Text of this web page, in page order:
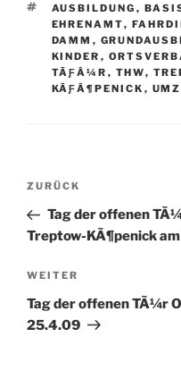
SCHLAGWÖRTER
AUSBILDUNG ,
EHRENAMT,
DAMM ,
KINDER ,
TÃƑÂ¼R , THW,
KÃƑÂ¶PENICK ,
Beitragsnavigation
Vorheriger
Beitrag
ZURÜCK
Tag der offenen
Treptow-KÃ¶penick
Nächster
Beitrag
WEITER
Tag der offenen TÃ¼r
25.4.09